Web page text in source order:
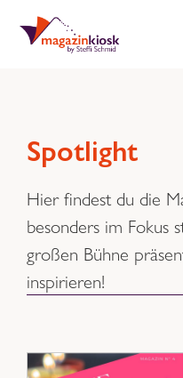
Inhalt
Spotlight
Hier findest du die
besonders im Fokus
großen Bühne
inspirieren!